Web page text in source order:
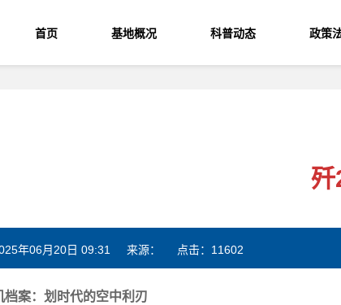
首页 基地概况 科普动态 政策
歼
年06月20日 09:31 来源： 点击： 11602
档案：划时代的空中利刃